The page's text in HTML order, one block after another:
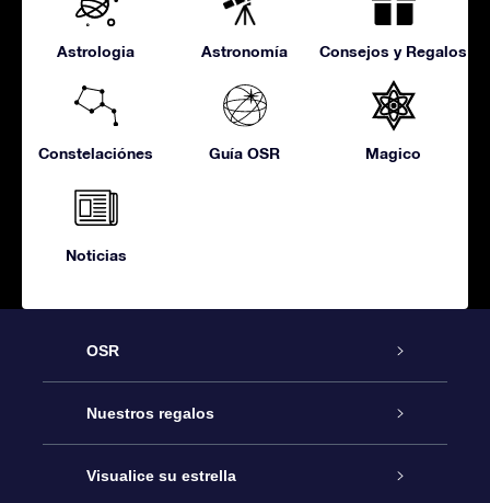
Astrologia Astronomía Consejos y Regalos
Constelaciónes Guía OSR Magico
Noticias
OSR
Atención
Contáctanos
Nuestros regalos
Regalo Estrella Online
Visualice su estrella